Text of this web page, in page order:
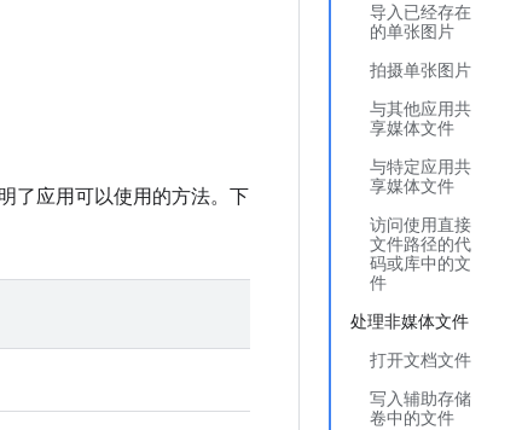
导入已经存在
的单张图片
拍摄单张图片
与其他应用共
享媒体文件
与特定应用共
享媒体文件
访问使用直接
文件路径的代
码或库中的文
件
处理非媒体文件
打开文档文件
写入辅助存储
卷中的文件
了应用可以使用的方法。下